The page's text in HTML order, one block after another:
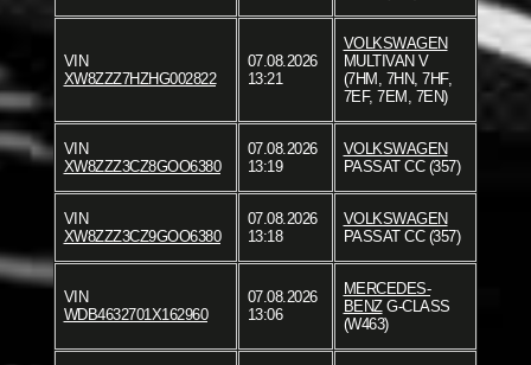
VIN
XW8ZZZ7HZHG002822
07.08.2026
13:21
VOLKSWAGEN
MULTIVAN V
(7HM, 7HN, 7HF,
7EF, 7EM, 7EN)
VIN
XW8ZZZ3CZ8GOO6380
07.08.2026
13:19
VOLKSWAGEN
PASSAT CC (357)
VIN
XW8ZZZ3CZ9GOO6380
07.08.2026
13:18
VOLKSWAGEN
PASSAT CC (357)
VIN
WDB4632701X162960
07.08.2026
13:06
MERCEDES-
BENZG-CLASS
(W463)